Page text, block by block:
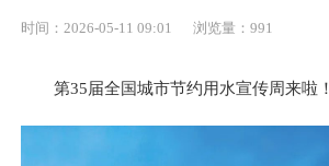
时间：2026-05-11 09:01 浏览量：991
第35届全国城市节约用水宣传周来啦！